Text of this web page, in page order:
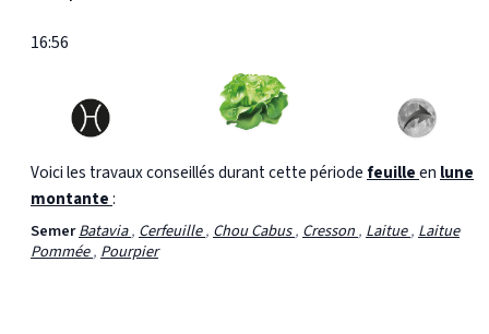
16:56
Voici les travaux conseillés durant cette période feuilleen lune
montante:
SemerBatavia, Cerfeuille, Chou Cabus, Cresson, Laitue, Laitue
Pommée, Pourpier